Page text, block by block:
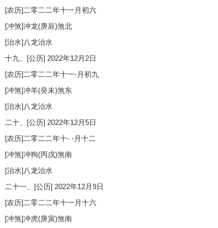
[农历]二零二二年十一月初六
[冲煞]冲龙(庚辰)煞北
[治水]八龙治水
十九、[公历] 2022年12月2日
[农历]二零二二年十一-月初九
[冲煞]冲羊(癸未)煞东
[治水]八龙治水
二十、[公历] 2022年12月5日
[农历]二零二二年十- -月十二
[冲煞]冲狗(丙戌)煞南
[治水]八龙治水
二十一、[公历] 2022年12月9日
[农历]二零二二年十一月十六
[冲煞]冲虎(庚寅)煞南